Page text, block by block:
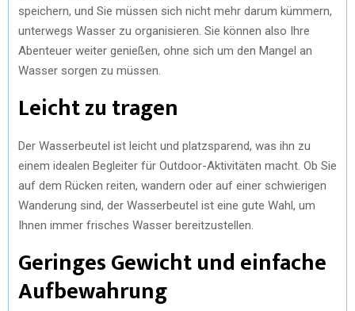
speichern, und Sie müssen sich nicht mehr darum kümmern,
unterwegs Wasser zu organisieren. Sie können also Ihre
Abenteuer weiter genießen, ohne sich um den Mangel an
Wasser sorgen zu müssen.
Leicht zu tragen
Der Wasserbeutel ist leicht und platzsparend, was ihn zu
einem idealen Begleiter für Outdoor-Aktivitäten macht. Ob Sie
auf dem Rücken reiten, wandern oder auf einer schwierigen
Wanderung sind, der Wasserbeutel ist eine gute Wahl, um
Ihnen immer frisches Wasser bereitzustellen.
Geringes Gewicht und einfache
Aufbewahrung